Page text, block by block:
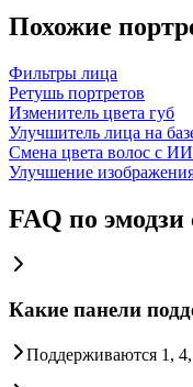
Похожие
Фильтры лица
Ретушь портретов
Изменитель цвета губ
Улучшитель лица на
Смена цвета волос с ИИ
Улучшение
FAQ по
Какие панели
Поддерживаются 1,